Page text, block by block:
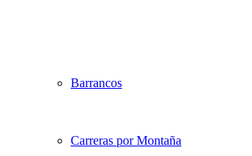
Barrancos
Carreras por Montaña